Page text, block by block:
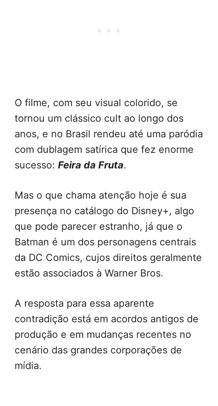
O filme, com seu visual colorido, se
tornou um clássico cult ao longo dos
anos, e no Brasil rendeu até uma paródia
com dublagem satírica que fez enorme
sucesso: Feira da Fruta.
Mas o que chama atenção hoje é sua
presença no catálogo do Disney+, algo
que pode parecer estranho, já que o
Batman é um dos personagens centrais
da DC Comics, cujos direitos geralmente
estão associados à Warner Bros.
A resposta para essa aparente
contradição está em acordos antigos de
produção e em mudanças recentes no
cenário das grandes corporações de
mídia.